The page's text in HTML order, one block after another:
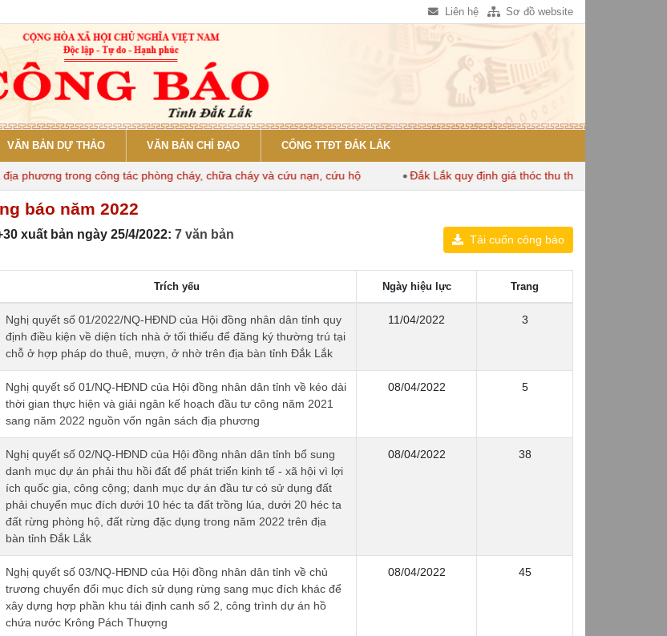
Liên hệ Sơ đồ website
VĂN BẢN DỰ THẢO VĂN BẢN CHỈ ĐẠO CỔNG TTĐT ĐẮK LẮK
trong công tác phòng cháy, chữa cháy và cứu nạn, cứu hộ Đắk Lắk quy định giá thóc thu thuế dùng để tính thuế
báo năm 2022
xuất bản ngày 25/4/2022: 7 văn bản Tải cuốn công báo
Trích yếu Ngày hiệu lực Trang
Nghị quyết số 01/2022/NQ-HĐND của Hội đồng nhân dân tỉnh quy
định điều kiện về diện tích nhà ở tối thiểu để đăng ký thường trú tại
chỗ ở hợp pháp do thuê, mượn, ở nhờ trên địa bàn tỉnh Đắk Lắk
11/04/2022 3
Nghị quyết số 01/NQ-HĐND của Hội đồng nhân dân tỉnh về kéo dài
thời gian thực hiện và giải ngân kế hoạch đầu tư công năm 2021
sang năm 2022 nguồn vốn ngân sách địa phương
08/04/2022 5
Nghị quyết số 02/NQ-HĐND của Hội đồng nhân dân tỉnh bổ sung
danh mục dự án phải thu hồi đất để phát triển kinh tế - xã hội vì lợi
ích quốc gia, công cộng; danh mục dự án đầu tư có sử dụng đất
phải chuyển mục đích dưới 10 héc ta đất trồng lúa, dưới 20 héc ta
đất rừng phòng hộ, đất rừng đặc dụng trong năm 2022 trên địa
bàn tỉnh Đắk Lắk
08/04/2022 38
Nghị quyết số 03/NQ-HĐND của Hội đồng nhân dân tỉnh về chủ
trương chuyển đổi mục đích sử dụng rừng sang mục đích khác để
xây dựng hợp phần khu tái định canh số 2, công trình dự án hồ
chứa nước Krông Pách Thượng
08/04/2022 45